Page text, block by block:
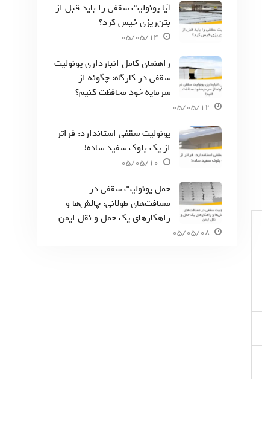
آیا یونولیت سقفی را باید قبل از
بتن‌ریزی خیس کرد؟
05/05/14
راهنمای کامل انبارداری یونولیت
سقفی در کارگاه: چگونه از
سرمایه خود محافظت کنیم؟
05/05/12
یونولیت سقفی استاندارد: فراتر
از یک بلوک سفید ساده!
05/05/10
حمل یونولیت سقفی در
مسافت‌های طولانی: چالش‌ها و
راهکارهای یک حمل و نقل ایمن
05/05/08